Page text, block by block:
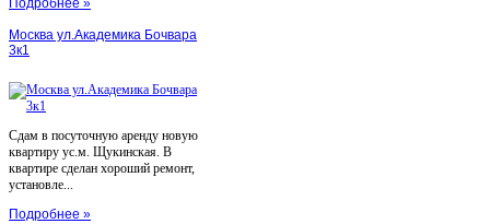
Москва ул.Академика Бочвара
3к1
Сдам в посуточную аренду новую
квартиру ус.м. Щукинская. В
квартире сделан хороший ремонт,
установле...
Подробнее »